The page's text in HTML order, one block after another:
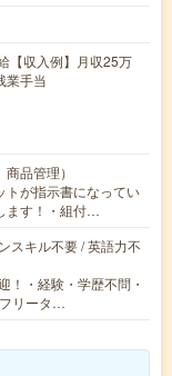
【収入例】月収25万
業手当
品管理）
トが指示書になってい
ます！・組付…
スキル不要 / 英語力不
！・経験・学歴不問・
リータ…